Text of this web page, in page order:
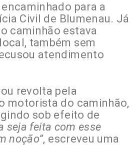
para a
Civil de Blumenau. Já
caminhão estava
também sem
atendimento
revolta pela
motorista do caminhão,
sob efeito de
seja feita com esse
noção”, escreveu uma